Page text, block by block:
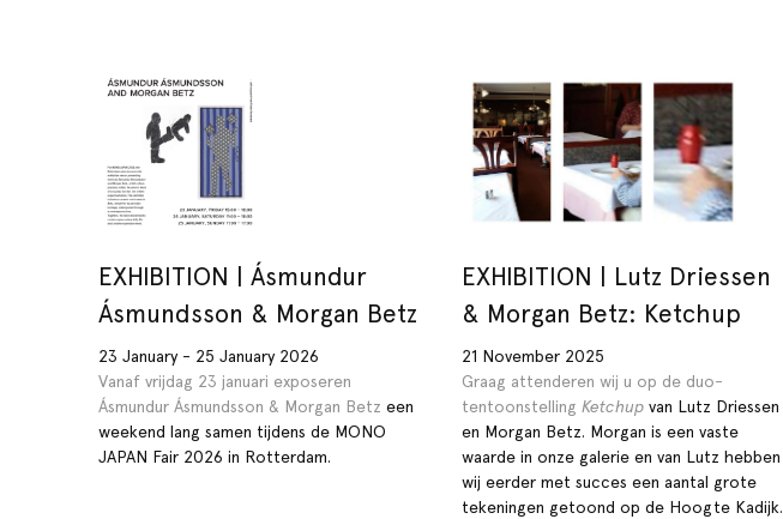
EXHIBITION | Ásmundur
Ásmundsson & Morgan Betz
23 January - 25 January 2026
Vanaf vrijdag 23 januari exposeren
Ásmundur Ásmundsson & Morgan Betz een
weekend lang samen tijdens de MONO
JAPAN Fair 2026 in Rotterdam.
EXHIBITION | Lutz Driessen
& Morgan Betz: Ketchup
21 November 2025
Graag attenderen wij u op de duo-
tentoonstelling Ketchup van Lutz Driessen
en Morgan Betz. Morgan is een vaste
waarde in onze galerie en van Lutz hebben
wij eerder met succes een aantal grote
tekeningen getoond op de Hoogte Kadijk.